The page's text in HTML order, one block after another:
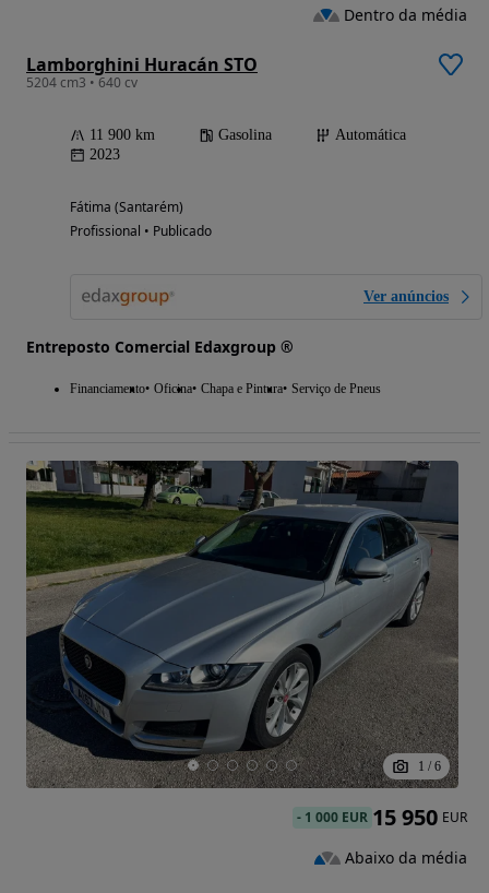
Lamborghini Huracán STO
5204 cm3 • 640 cv
11 900 km Gasolina
Automática
2023
Fátima (Santarém)
Profissional • Publicado
Ver anúncios
Entreposto Comercial Edaxgroup ®
Financiamento Oficina Chapa e Pintura Serviço de Pneus
Dentro da média
1 / 6
- 1 000 EUR 15 950 EUR
Abaixo da média